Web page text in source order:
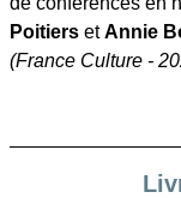
Poitiers etAnnie
(France Culture -